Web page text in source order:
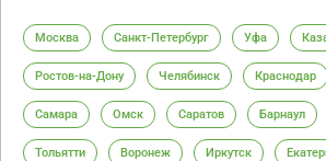
Москва Санкт-Петербург Уфа
Ростов-на-Дону Челябинск Краснодар
Самара Омск Саратов Барнаул
Тольятти Воронеж Иркутск